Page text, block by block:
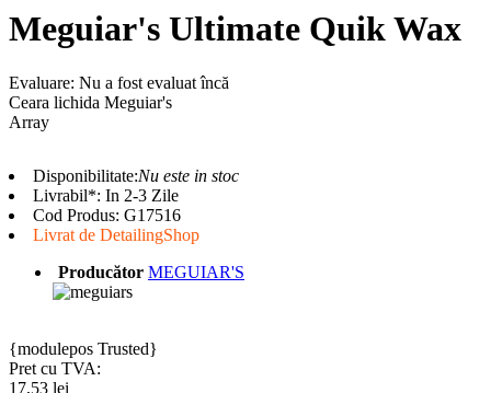
Meguiar's Ultimate Quik Wax
Evaluare: Nu a fost evaluat încă
Ceara lichida Meguiar's
Array
Disponibilitate:Nu este in stoc
Livrabil*: In 2-3 Zile
Cod Produs: G17516
Livrat de DetailingShop
Producător MEGUIAR'S
{modulepos Trusted}
Pret cu TVA:
17,53 lei